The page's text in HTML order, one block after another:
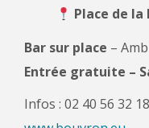
Place de
Bar sur place –
Entrée gratuite –
Infos : 02 40 56 32 18